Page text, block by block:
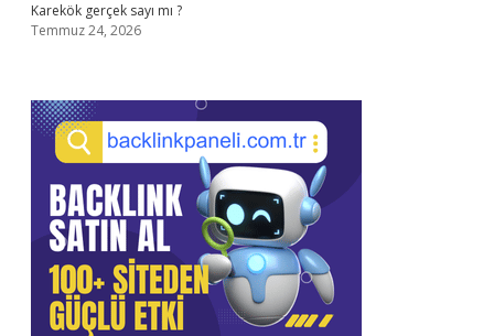
Karekök gerçek sayı mı ?
Temmuz 24, 2026